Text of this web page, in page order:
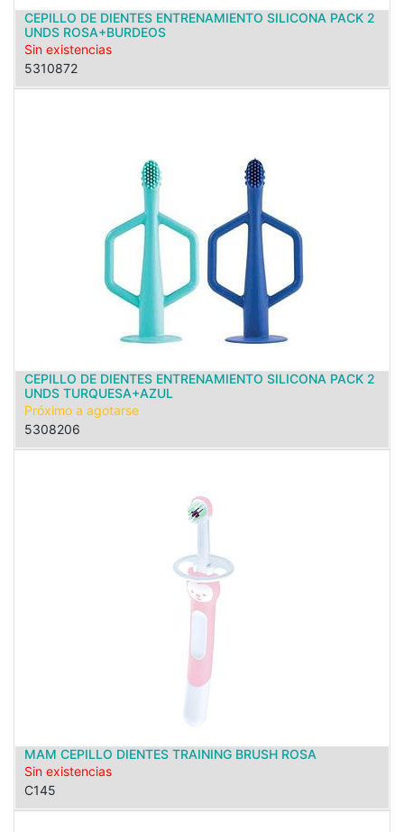
CEPILLO DE DIENTES ENTRENAMIENTO SILICONA PACK 2
UNDS ROSA+BURDEOS
Sin existencias
5310872
CEPILLO DE DIENTES ENTRENAMIENTO SILICONA PACK 2
UNDS TURQUESA+AZUL
Próximo a agotarse
5308206
MAM CEPILLO DIENTES TRAINING BRUSH ROSA
Sin existencias
C145